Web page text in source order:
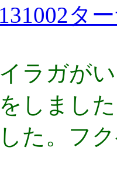
タ
ラガが
しまし
た。フ